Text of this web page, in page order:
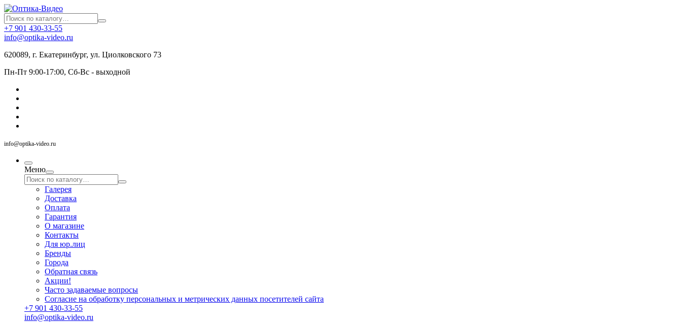
+7 901 430-33-55
info@optika-video.ru
620089, г. Екатеринбург, ул. Циолковского 73
Пн-Пт 9:00-17:00, Сб-Вс - выходной
info@optika-video.ru
Меню
Галерея
Доставка
Оплата
Гарантия
О магазине
Контакты
Для юр.лиц
Бренды
Города
Обратная связь
Акции!
Часто задаваемые вопросы
Согласие на обработку персональных и метрических данных посетителей сайта
+7 901 430-33-55
info@optika-video.ru